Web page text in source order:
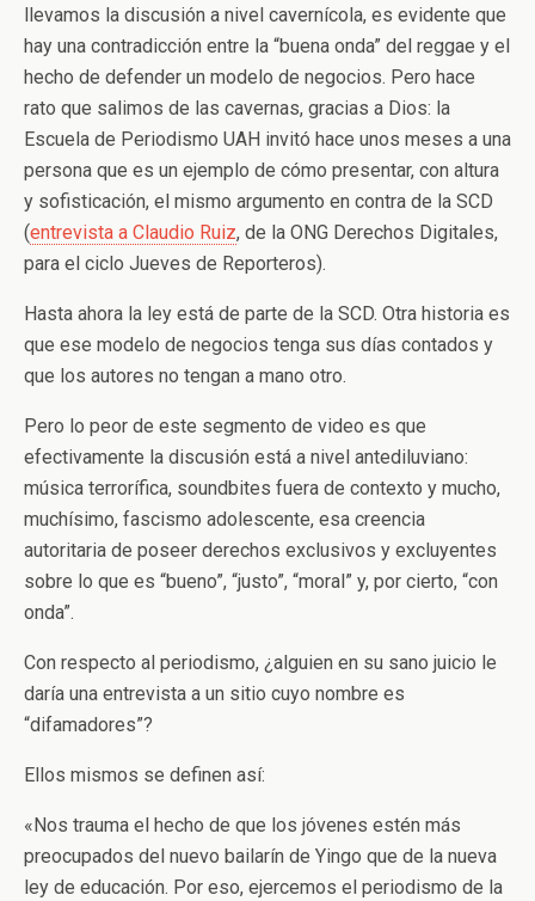
llevamos la discusión a nivel cavernícola, es evidente que
hay una contradicción entre la “buena onda” del reggae y el
hecho de defender un modelo de negocios. Pero hace
rato que salimos de las cavernas, gracias a Dios: la
Escuela de Periodismo UAH invitó hace unos meses a una
persona que es un ejemplo de cómo presentar, con altura
y sofisticación, el mismo argumento en contra de la SCD
(entrevista a Claudio Ruiz, de la ONG Derechos Digitales,
para el ciclo Jueves de Reporteros).
Hasta ahora la ley está de parte de la SCD. Otra historia es
que ese modelo de negocios tenga sus días contados y
que los autores no tengan a mano otro.
Pero lo peor de este segmento de video es que
efectivamente la discusión está a nivel antediluviano:
música terrorífica, soundbites fuera de contexto y mucho,
muchísimo, fascismo adolescente, esa creencia
autoritaria de poseer derechos exclusivos y excluyentes
sobre lo que es “bueno”, “justo”, “moral” y, por cierto, “con
onda”.
Con respecto al periodismo, ¿alguien en su sano juicio le
daría una entrevista a un sitio cuyo nombre es
“difamadores”?
Ellos mismos se definen así:
«Nos trauma el hecho de que los jóvenes estén más
preocupados del nuevo bailarín de Yingo que de la nueva
ley de educación. Por eso, ejercemos el periodismo de la